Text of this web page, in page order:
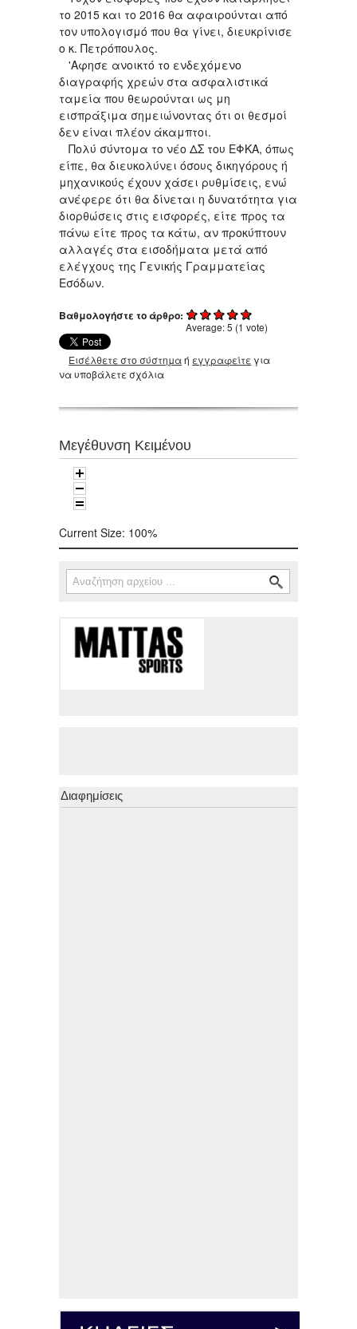
το 2015 και το 2016 θα αφαιρούνται από
τον υπολογισμό που θα γίνει, διευκρίνισε
ο κ. Πετρόπουλος.
'Αφησε ανοικτό το ενδεχόμενο
διαγραφής χρεών στα ασφαλιστικά
ταμεία που θεωρούνται ως μη
εισπράξιμα σημειώνοντας ότι οι θεσμοί
δεν είναι πλέον άκαμπτοι.
Πολύ σύντομα το νέο ΔΣ του ΕΦΚΑ, όπως
είπε, θα διευκολύνει όσους δικηγόρους ή
μηχανικούς έχουν χάσει ρυθμίσεις, ενώ
ανέφερε ότι θα δίνεται η δυνατότητα για
διορθώσεις στις εισφορές, είτε προς τα
πάνω είτε προς τα κάτω, αν προκύπτουν
αλλαγές στα εισοδήματα μετά από
ελέγχους της Γενικής Γραμματείας
Εσόδων.
Βαθμολογήστε το άρθρο:
Average:5 (1 vote)
Εισέλθετε στο σύστημαή εγγραφείτε για
να υποβάλετε σχόλια
Μεγέθυνση Κειμένου
Current Size: 100%
Φόρμα αναζήτησης
Αναζήτηση
Διαφημίσεις